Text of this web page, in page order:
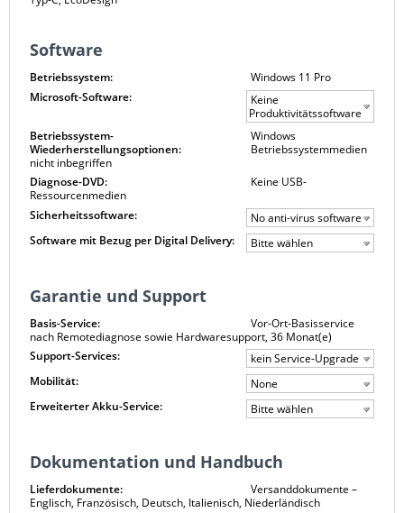
Software
Betriebssystem:
Windows 11 Pro
Microsoft-Software:
Keine
Produktivitätssoftware
Betriebssystem-
Wiederherstellungsoptionen:
Windows
Betriebssystemmedien
nicht inbegriffen
Diagnose-DVD:
Keine USB-
Ressourcenmedien
Sicherheitssoftware:
No anti-virus software
Software mit Bezug per Digital Delivery:
Bitte wählen
Garantie und Support
Basis-Service:
Vor-Ort-Basisservice
nach Remotediagnose sowie Hardwaresupport, 36 Monat(e)
Support-Services:
kein Service-Upgrade
Mobilität:
None
Erweiterter Akku-Service:
Bitte wählen
Dokumentation und Handbuch
Lieferdokumente:
Versanddokumente –
Englisch, Französisch, Deutsch, Italienisch, Niederländisch